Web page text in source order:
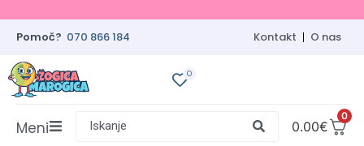
Pomoč? 070 866 184 Kontakt O nas
0
0
0.00€
Iskanje
Meni